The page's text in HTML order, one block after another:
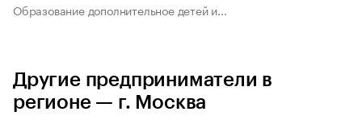
Образование дополнительное детей и...
Другие предприниматели в
регионе — г. Москва